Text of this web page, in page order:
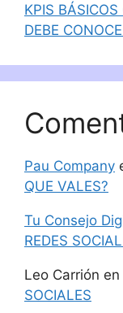
KPIS
DEBE
Pau Company
QUE VALES?
Tu Consejo
REDES
Leo Carrión en
SOCIALES